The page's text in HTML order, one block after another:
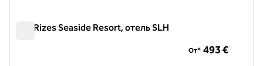
100 Rizes Seaside Resort, отель SLH
От* 493 €